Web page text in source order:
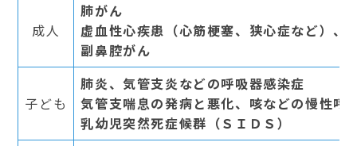
成人
肺がん
虚血性心疾患（心筋梗塞、狭心症など）、
副鼻腔がん
子ども
肺炎、気管支炎などの呼吸器感染症
気管支喘息の発病と悪化、咳などの慢性呼
乳幼児突然死症候群（ＳＩＤＳ）